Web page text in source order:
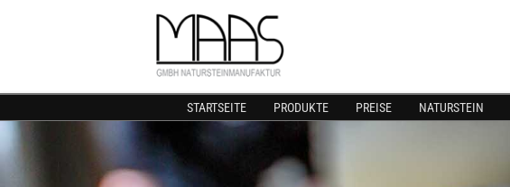
STARTSEITE PRODUKTE PREISE NATURSTEIN